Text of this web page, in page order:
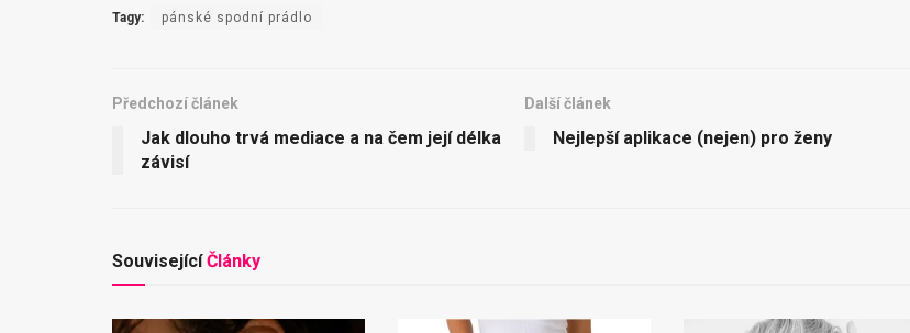
Tagy: pánské spodní prádlo
Předchozí článek
Jak dlouho trvá mediace a na čem její délka
závisí
Další článek
Nejlepší aplikace (nejen) pro ženy
SouvisejícíČlánky